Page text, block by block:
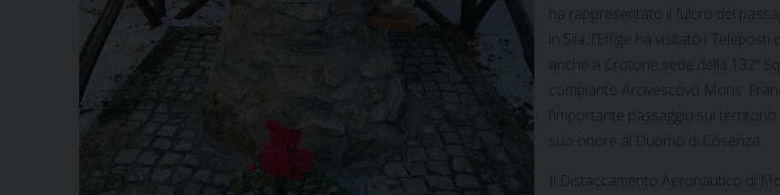
ha rappresentato il fulcro del
in Sila, l’Effige ha visitato i
anche a Crotone sede della 132ª
compianto Arcivescovo Mons.
l’importante passaggio sul
suo onore al Duomo di Cosenza.
Il Distaccamento Aeronautico di